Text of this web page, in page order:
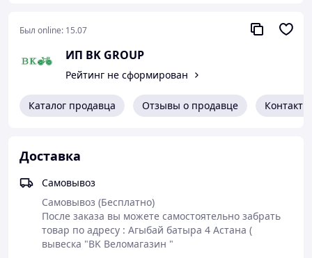
адаптируются к потребностям вашего малыша,
предоставляя вам возможность сосредоточиться на
Умные качели, созданные, чтобы двигаться так же, как
вы! Мягко укачивает малыша, сочетая успокаивающие
Качели регулируются по углу наклона от 25° до
Питание от адаптера переменного тока без
Быстрая и простая сборка без инструментов
Мягкий вкладыш для новорождённых
5-ти точечные ремни безопасности
Накладки на плечи и паховую область
Был online: 15.07
ИП BK GROUP
Рейтинг не сформирован
Каталог продавца Отзывы о продавце Контакты
Доставка
Самовывоз
Самовывоз (Бесплатно)
После заказа вы можете самостоятельно забрать
товар по адресу : Агыбай батыра 4 Астана (
вывеска "BK Веломагазин "